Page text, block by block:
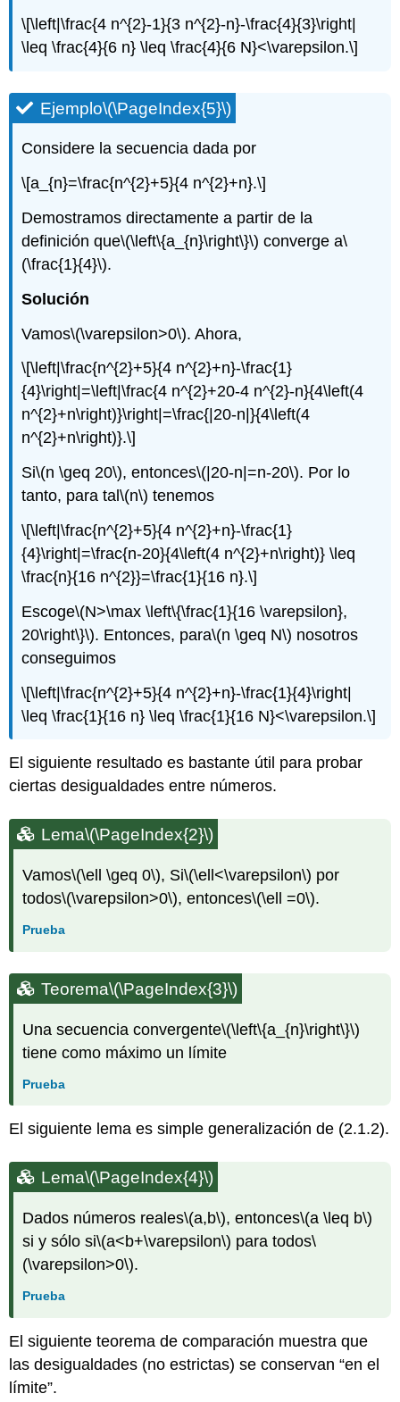
\[\left|\frac{4 n^{2}-1}{3 n^{2}-n}-\frac{4}{3}\right|
\leq \frac{4}{6 n} \leq \frac{4}{6 N}<\varepsilon.\]
Ejemplo\(\PageIndex{5}\)
Considere la secuencia dada por
\[a_{n}=\frac{n^{2}+5}{4 n^{2}+n}.\]
Demostramos directamente a partir de la
definición que\(\left\{a_{n}\right\}\) converge a\
(\frac{1}{4}\).
Solución
Vamos\(\varepsilon>0\). Ahora,
\[\left|\frac{n^{2}+5}{4 n^{2}+n}-\frac{1}
{4}\right|=\left|\frac{4 n^{2}+20-4 n^{2}-n}{4\left(4
n^{2}+n\right)}\right|=\frac{|20-n|}{4\left(4
n^{2}+n\right)}.\]
Si\(n \geq 20\), entonces\(|20-n|=n-20\). Por lo
tanto, para tal\(n\) tenemos
\[\left|\frac{n^{2}+5}{4 n^{2}+n}-\frac{1}
{4}\right|=\frac{n-20}{4\left(4 n^{2}+n\right)} \leq
\frac{n}{16 n^{2}}=\frac{1}{16 n}.\]
Escoge\(N>\max \left\{\frac{1}{16 \varepsilon},
20\right\}\). Entonces, para\(n \geq N\) nosotros
conseguimos
\[\left|\frac{n^{2}+5}{4 n^{2}+n}-\frac{1}{4}\right|
\leq \frac{1}{16 n} \leq \frac{1}{16 N}<\varepsilon.\]
El siguiente resultado es bastante útil para probar
ciertas desigualdades entre números.
Lema\(\PageIndex{2}\)
Vamos\(\ell \geq 0\), Si\(\ell<\varepsilon\) por
todos\(\varepsilon>0\), entonces\(\ell =0\).
Prueba
Teorema\(\PageIndex{3}\)
Una secuencia convergente\(\left\{a_{n}\right\}\)
tiene como máximo un límite
Prueba
El siguiente lema es simple generalización de (2.1.2).
Lema\(\PageIndex{4}\)
Dados números reales\(a,b\), entonces\(a \leq b\)
si y sólo si\(a<b+\varepsilon\) para todos\
(\varepsilon>0\).
Prueba
El siguiente teorema de comparación muestra que
las desigualdades (no estrictas) se conservan “en el
límite”.